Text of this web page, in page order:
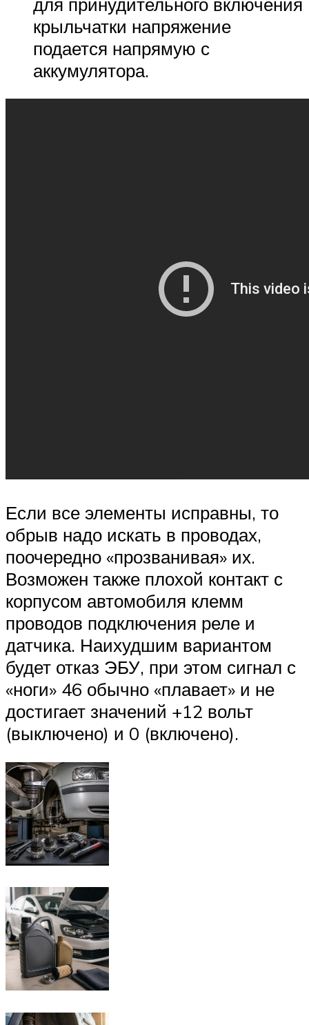
крыльчатки напряжение
подается напрямую с
аккумулятора.
Если все элементы исправны, то
обрыв надо искать в проводах,
поочередно «прозванивая» их.
Возможен также плохой контакт с
корпусом автомобиля клемм
проводов подключения реле и
датчика. Наихудшим вариантом
будет отказ ЭБУ, при этом сигнал с
«ноги» 46 обычно «плавает» и не
достигает значений +12 вольт
(выключено) и 0 (включено).